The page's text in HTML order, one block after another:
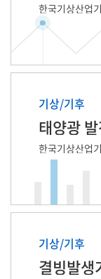
한국기상산업
기상/기후
태양광
한국기상산업
기상/기후
결빙발생